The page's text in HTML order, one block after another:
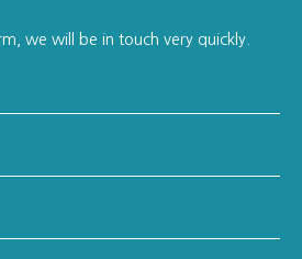
we will be in touch very quickly.